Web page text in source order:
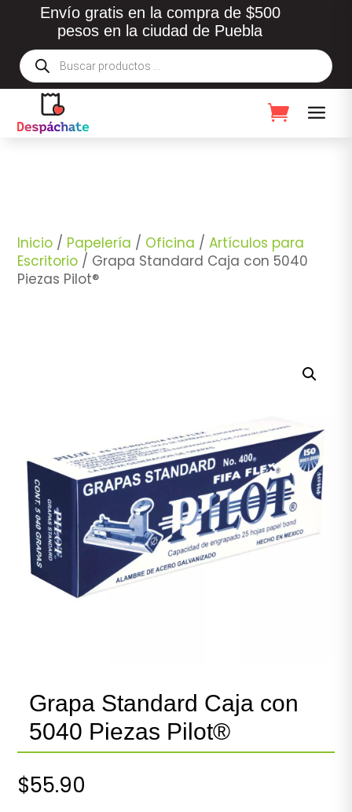
Envío gratis en la compra de $500
pesos en la ciudad de Puebla
Búsqueda
de
productos
Inicio / Papelería / Oficina /Artículos para
Escritorio / Grapa Standard Caja con 5040
Piezas Pilot®
Grapa Standard Caja con
5040 Piezas Pilot®
$55.90